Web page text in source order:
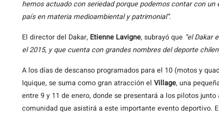
hemos actuado con seriedad porque podemos contar con
país en materia medioambiental y patrimonial”.
El director del Dakar, Etienne Lavigne, subrayó que “el Dakar
el 2015, y que cuenta con grandes nombres del deporte
A los días de descanso programados para el 10 (motos y
Iquique, se suma como gran atracción el Village, una
entre 9 y 11 de enero, donde se presentará a los pilotos
comunidad que asistirá a este importante evento deportivo.